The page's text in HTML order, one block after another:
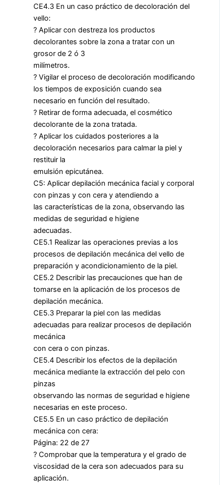
CE4.3 En un caso práctico de decoloración del
vello:
? Aplicar con destreza los productos
decolorantes sobre la zona a tratar con un
grosor de 2 ó 3
milímetros.
? Vigilar el proceso de decoloración modificando
los tiempos de exposición cuando sea
necesario en función del resultado.
? Retirar de forma adecuada, el cosmético
decolorante de la zona tratada.
? Aplicar los cuidados posteriores a la
decoloración necesarios para calmar la piel y
restituir la
emulsión epicutánea.
C5: Aplicar depilación mecánica facial y corporal
con pinzas y con cera y atendiendo a
las características de la zona, observando las
medidas de seguridad e higiene
adecuadas.
CE5.1 Realizar las operaciones previas a los
procesos de depilación mecánica del vello de
preparación y acondicionamiento de la piel.
CE5.2 Describir las precauciones que han de
tomarse en la aplicación de los procesos de
depilación mecánica.
CE5.3 Preparar la piel con las medidas
adecuadas para realizar procesos de depilación
mecánica
con cera o con pinzas.
CE5.4 Describir los efectos de la depilación
mecánica mediante la extracción del pelo con
pinzas
observando las normas de seguridad e higiene
necesarias en este proceso.
CE5.5 En un caso práctico de depilación
mecánica con cera:
Página: 22 de 27
? Comprobar que la temperatura y el grado de
viscosidad de la cera son adecuados para su
aplicación.